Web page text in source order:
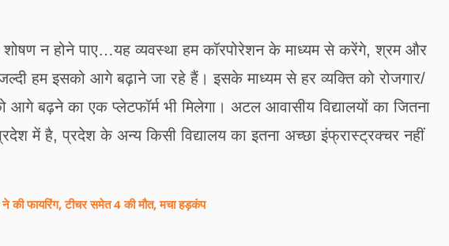
शोषण न होने पाए…यह व्यवस्था हम कॉरपोरेशन के माध्यम से करेंगे, श्रम और
हम इसको आगे बढ़ाने जा रहे हैं। इसके माध्यम से हर व्यक्ति को रोजगार/
आगे बढ़ने का एक प्लेटफॉर्म भी मिलेगा। अटल आवासीय विद्यालयों का जितना
में है, प्रदेश के अन्य किसी विद्यालय का इतना अच्छा इंफ्रास्ट्रक्चर नहीं
फायरिंग, टीचर समेत 4 की मौत, मचा हड़कंप